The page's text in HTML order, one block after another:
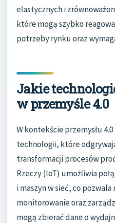
elastycznych i
które mogą szybko
potrzeby rynku oraz
Jakie
w przemyśle 4.0
W kontekście przemysłu
technologii, które
transformacji procesów
Rzeczy (IoT) umożliwia
i maszyn w sieć, co pozwala
monitorowanie oraz
mogą zbierać dane o